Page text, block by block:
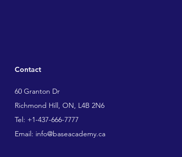
Contact
60 Granton Dr
Richmond Hill, ON, L4B 2N6
​Tel: +1-437-666-7777
Email: info@baseacademy.ca